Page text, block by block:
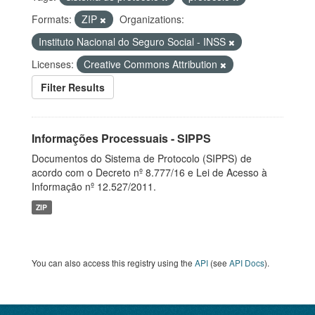
Formats:
ZIP
Organizations:
Instituto Nacional do Seguro Social - INSS
Licenses:
Creative Commons Attribution
Filter Results
Informações Processuais - SIPPS
Documentos do Sistema de Protocolo (SIPPS) de
acordo com o Decreto nº 8.777/16 e Lei de Acesso à
Informação nº 12.527/2011.
ZIP
You can also access this registry using the API (see API Docs).